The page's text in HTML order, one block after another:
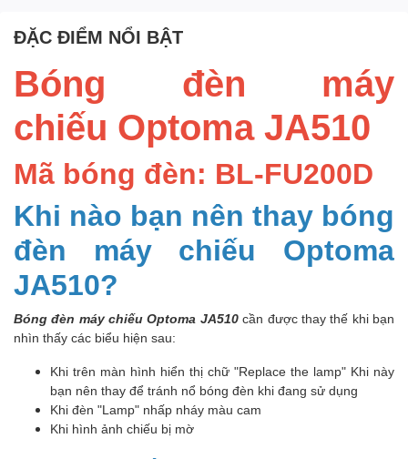
ĐẶC ĐIỂM NỔI BẬT
Bóng đèn máy
chiếu Optoma JA510
Mã bóng đèn: BL-FU200D
Khi nào bạn nên thay bóng
đèn máy chiếu Optoma
JA510?
Bóng đèn máy chiếu Optoma JA510cần được thay thế khi bạn
nhìn thấy các biểu hiện sau:
Khi trên màn hình hiển thị chữ "Replace the lamp" Khi này
bạn nên thay để tránh nổ bóng đèn khi đang sử dụng
Khi đèn "Lamp" nhấp nháy màu cam
Khi hình ảnh chiếu bị mờ